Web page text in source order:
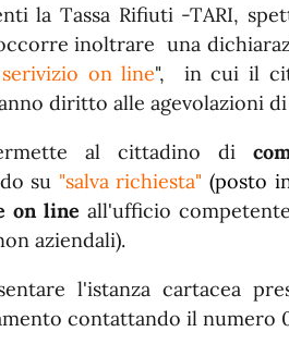
la Tassa Rifiuti -TARI,
inoltrare una
on line", in cui il
diritto alle agevolazioni
al cittadino di
su "salva richiesta" (posto
on line all'ufficio
aziendali).
l'istanza cartacea
contattando il numero